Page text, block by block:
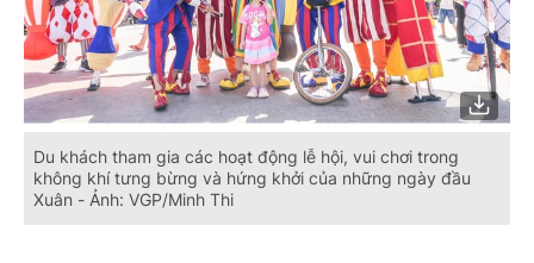
Du khách tham gia các hoạt động lễ hội, vui chơi trong
không khí tưng bừng và hứng khởi của những ngày đầu
Xuân - Ảnh: VGP/Minh Thi